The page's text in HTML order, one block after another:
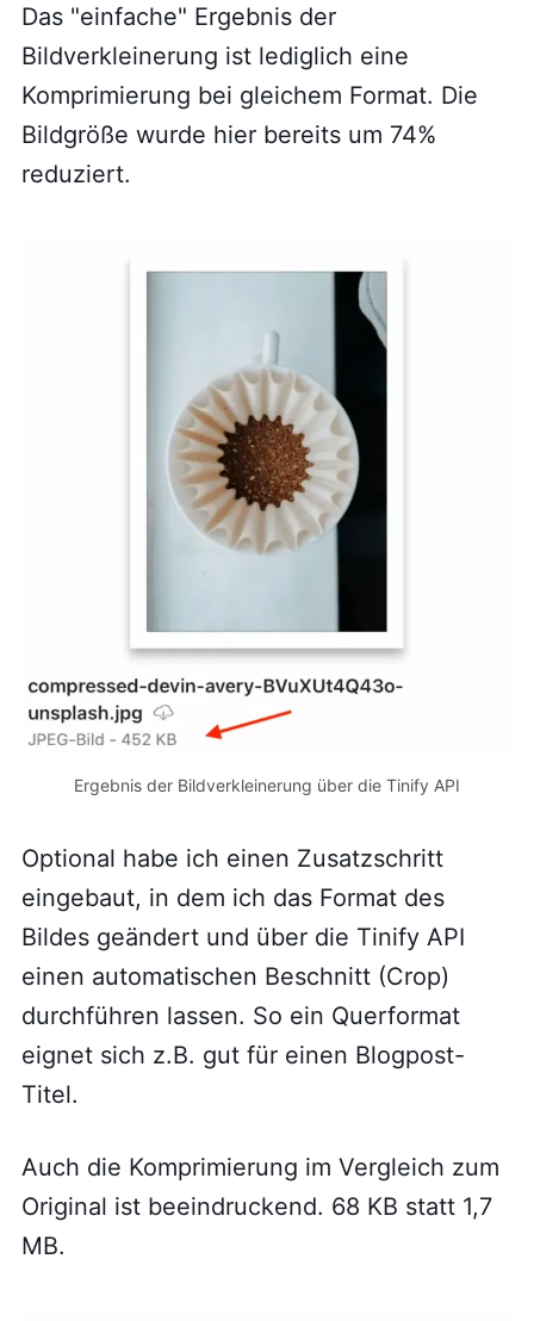
Das "einfache" Ergebnis der
Bildverkleinerung ist lediglich eine
Komprimierung bei gleichem Format. Die
Bildgröße wurde hier bereits um 74%
reduziert.
Ergebnis der Bildverkleinerung über die Tinify API
Optional habe ich einen Zusatzschritt
eingebaut, in dem ich das Format des
Bildes geändert und über die Tinify API
einen automatischen Beschnitt (Crop)
durchführen lassen. So ein Querformat
eignet sich z.B. gut für einen Blogpost-
Titel.
Auch die Komprimierung im Vergleich zum
Original ist beeindruckend. 68 KB statt 1,7
MB.